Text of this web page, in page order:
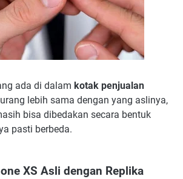
ada di dalam kotak penjualan
lebih sama dengan yang aslinya,
bisa dibedakan secara bentuk
pasti berbeda.
XS Asli dengan Replika